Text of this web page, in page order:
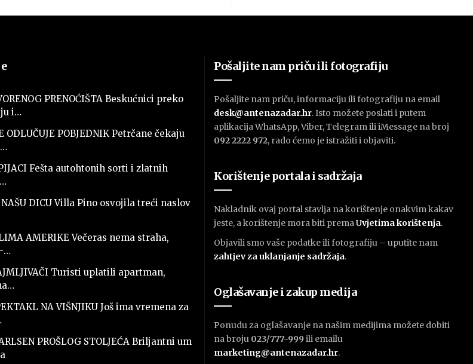
PRENOĆIŠTA Beskućnici preko
i…
ODLUČUJE POBJEDNIK Petrčane čekaju
Fešta autohtonih sorti i zlatnih
NAŠU DICU Villa Pino osvojila treći naslov
AMERIKE Večeras nema straha,
Turisti uplatili apartman,
NA VIŠNJIKU Još ima vremena za
PROŠLOG STOLJEĆA Briljantni um
Pošaljite nam priču ili fotografiju
Pošaljite nam priču, informaciju ili fotografiju na email
desk@antenazadar.hr. Isto možete poslati i putem
aplikacija WhatsApp, Viber, Telegram ili iMessage na broj
092 2222 972, rado ćemo je istražiti i objaviti.
Korištenje portala i sadržaja
Nakladnik ovaj portal stavlja na korištenje onakvim kakav
jeste, a korištenje mora biti premaUvjetima korištenja.
Objavili smo vaše podatke ili fotografiju – uputite nam
zahtjev za uklanjanje sadržaja.
Oglašavanje i zakup medija
Ponudu za oglašavanje na našim medijima možete dobiti
na broju 023/777-999 ili emailu
marketing@antenazadar.hr.